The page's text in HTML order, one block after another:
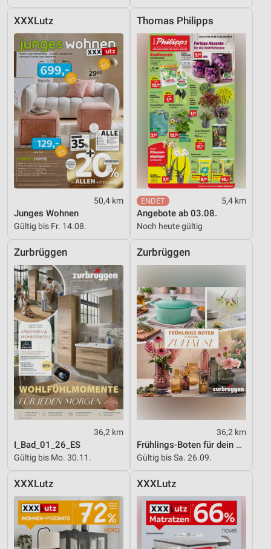
XXXLutz
50,4 km
Junges Wohnen
Gültig bis Fr. 14.08.
Thomas Philipps
5,4 km
Angebote ab 03.08.
Noch heute gültig
Zurbrüggen
36,2 km
I_Bad_01_26_ES
Gültig bis Mo. 30.11.
Zurbrüggen
36,2 km
Frühlings-Boten für dein Zuhause
Gültig bis Sa. 26.09.
XXXLutz XXXLutz